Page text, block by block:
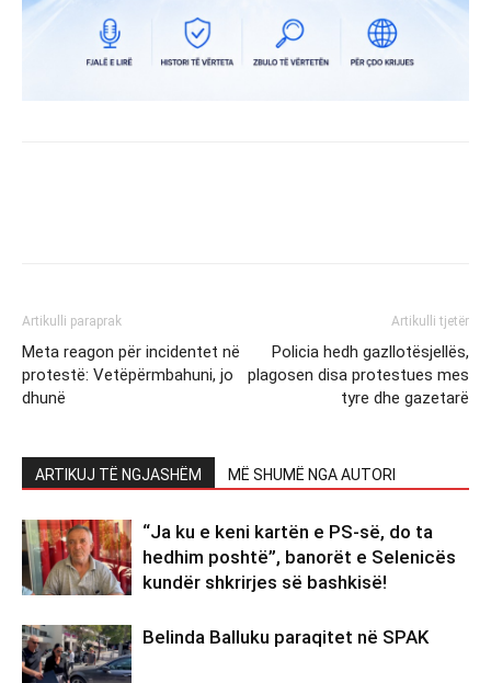
Artikulli paraprak
Meta reagon për incidentet në
protestë: Vetëpërmbahuni, jo
dhunë
Artikulli tjetër
Policia hedh gazllotësjellës,
plagosen disa protestues mes
tyre dhe gazetarë
ARTIKUJ TË NGJASHËM MË SHUMË NGA AUTORI
“Ja ku e keni kartën e PS-së, do ta
hedhim poshtë”, banorët e Selenicës
kundër shkrirjes së bashkisë!
Belinda Balluku paraqitet në SPAK